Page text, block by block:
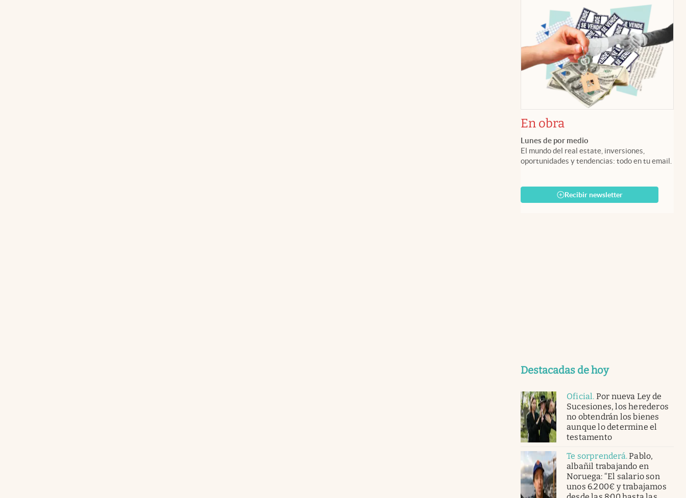
En obra
Lunes de por medio
El mundo del real estate, inversiones,
oportunidades y tendencias: todo en tu email.
Recibir newsletter
Destacadas de hoy
Oficial. Por nueva Ley de
Sucesiones, los herederos
no obtendrán los bienes
aunque lo determine el
testamento
Te sorprenderá.Pablo,
albañil trabajando en
Noruega: “El salario son
unos 6.200€ y trabajamos